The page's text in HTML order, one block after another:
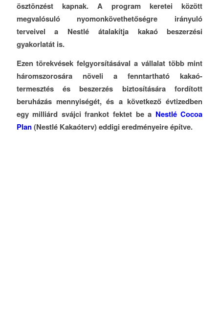
ösztönzést kapnak. A program keretei között
megvalósuló nyomonkövethetőségre irányuló
terveivel a Nestlé átalakítja kakaó beszerzési
gyakorlatát is.
Ezen törekvések felgyorsításával a vállalat több mint
háromszorosára növeli a fenntartható kakaó-
termesztés és beszerzés biztosítására fordított
beruházás mennyiségét, és a következő évtizedben
egy milliárd svájci frankot fektet be a Nestlé Cocoa
Plan(Nestlé Kakaóterv) eddigi eredményeire építve.